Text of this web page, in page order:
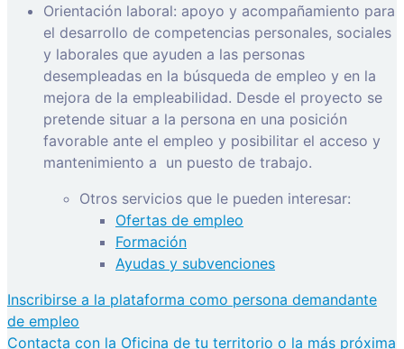
Orientación laboral: apoyo y acompañamiento para
el desarrollo de competencias personales, sociales
y laborales que ayuden a las personas
desempleadas en la búsqueda de empleo y en la
mejora de la empleabilidad. Desde el proyecto se
pretende situar a la persona en una posición
favorable ante el empleo y posibilitar el acceso y
mantenimiento a un puesto de trabajo.
Otros servicios que le pueden interesar:
Ofertas de empleo
Formación
Ayudas y subvenciones
Inscribirse a la plataforma como persona demandante
de empleo
Contacta con la Oficina de tu territorio o la más próxima